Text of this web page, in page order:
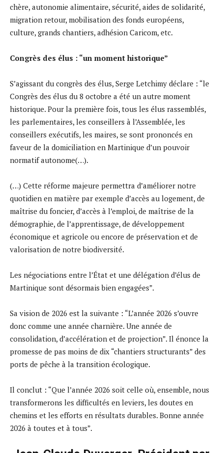
chère, autonomie alimentaire, sécurité, aides de solidarité,
migration retour, mobilisation des fonds européens,
culture, grands chantiers, adhésion Caricom, etc.
Congrès des élus : “un moment historique”
S’agissant du congrès des élus, Serge Letchimy déclare : “le
Congrès des élus du 8 octobre a été un autre moment
historique. Pour la première fois, tous les élus rassemblés,
les parlementaires, les conseillers à l’Assemblée, les
conseillers exécutifs, les maires, se sont prononcés en
faveur de la domiciliation en Martinique d’un pouvoir
normatif autonome(…).
(…) Cette réforme majeure permettra d’améliorer notre
quotidien en matière par exemple d’accès au logement, de
maîtrise du foncier, d’accès à l’emploi, de maîtrise de la
démographie, de l’apprentissage, de développement
économique et agricole ou encore de préservation et de
valorisation de notre biodiversité.
Les négociations entre l’État et une délégation d’élus de
Martinique sont désormais bien engagées”.
Sa vision de 2026 est la suivante : “L’année 2026 s’ouvre
donc comme une année charnière. Une année de
consolidation, d’accélération et de projection”. Il énonce la
promesse de pas moins de dix “chantiers structurants” des
ports de pêche à la transition écologique.
Il conclut : “Que l’année 2026 soit celle où, ensemble, nous
transformerons les difficultés en leviers, les doutes en
chemins et les efforts en résultats durables. Bonne année
2026 à toutes et à tous”.